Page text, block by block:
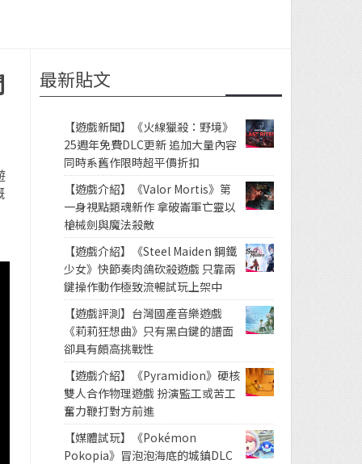
最新貼文
【遊戲新聞】《火線獵殺：野境》
25週年免費DLC更新 追加大量內容
同時系舊作限時超平價折扣
【遊戲介紹】《Valor Mortis》第
一身視點類魂新作 拿破崙軍亡靈以
槍械劍與魔法殺敵
【遊戲介紹】《Steel Maiden 鋼鐵
少女》快節奏肉鴿砍殺遊戲 只靠兩
鍵操作動作極致流暢試玩上架中
【遊戲評測】台灣國產音樂遊戲
《莉莉狂想曲》只有黑白鍵的譜面
卻具有頗高挑戰性
【遊戲介紹】《Pyramidion》硬核
雙人合作物理遊戲 扮演監工或苦工
奮力鞭打對方前進
【媒體試玩】《Pokémon
Pokopia》冒泡泡海底的城鎮DLC